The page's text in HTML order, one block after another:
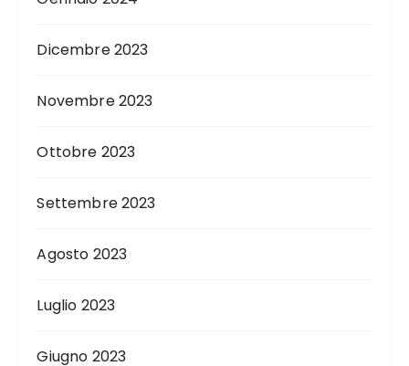
Dicembre 2023
Novembre 2023
Ottobre 2023
Settembre 2023
Agosto 2023
Luglio 2023
Giugno 2023